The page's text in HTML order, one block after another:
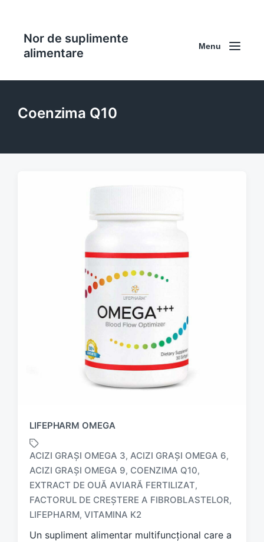
Nor de suplimente
alimentare
Menu
Coenzima Q10
LIFEPHARM OMEGA
T
a
g
e
ACIZI GRAȘI OMEGA 3, ACIZI GRAȘI OMEGA 6,
ACIZI GRAȘI OMEGA 9, COENZIMA Q10,
EXTRACT DE OUĂ AVIARĂ FERTILIZAT,
FACTORUL DE CREȘTERE A FIBROBLASTELOR,
LIFEPHARM, VITAMINA K2
Un supliment alimentar multifuncțional care a